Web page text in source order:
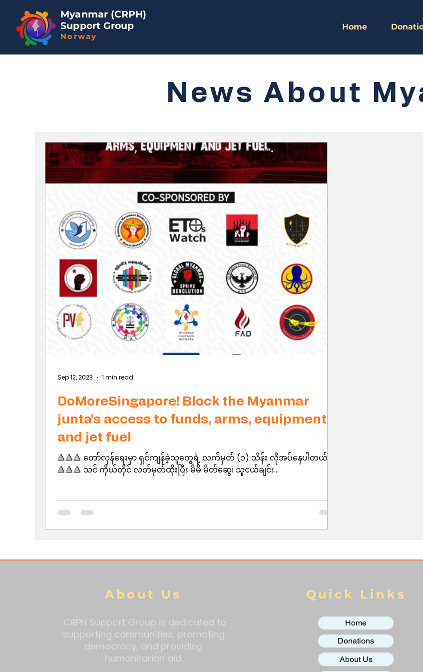
Myanmar (CRPH)
Support Group
Norway
Home
News About
DoMoreSingapore! Block the Myanmar
junta’s access to funds, arms, equipment
and jet fuel
🔺🔺🔺 တော်လှန်ရေးမှာ ရှင်ကျန်ခဲ့သူတွေရဲ့ လက်မှတ် (၁) သိန်း လိုအပ်နေပါတယ်။
🔺🔺🔺 သင် ကိုယ်တိုင် လတ်မှတ်ထိုးပြီး မိမိ မိတ်ဆွေ၊ သူငယ်ချင်း...
Sep 12, 2023 1 min read
About Us
CRPH Support Group is dedicated to
supporting communities, promoting
democracy, and providing
humanitarian aid.
Quick Links
Home
Donations
About Us